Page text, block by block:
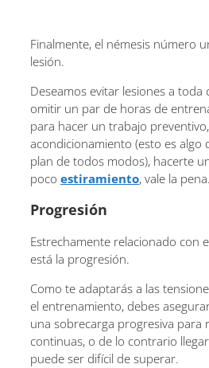
Finalmente, el némesis número
lesión.
Deseamos evitar lesiones a toda
omitir un par de horas de
para hacer un trabajo
acondicionamiento (esto es algo
plan de todos modos), hacerte
poco estiramiento, vale la pena.
Progresión
Estrechamente relacionado con
está la progresión.
Como te adaptarás a las
el entrenamiento, debes
una sobrecarga progresiva para
continuas, o de lo contrario
puede ser difícil de superar.